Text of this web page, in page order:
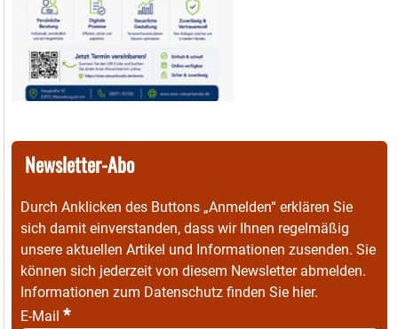
Newsletter-Abo
Durch Anklicken des Buttons „Anmelden“ erklären Sie
sich damit einverstanden, dass wir Ihnen regelmäßig
unsere aktuellen Artikel und Informationen zusenden. Sie
können sich jederzeit von diesem Newsletter abmelden.
Informationen zum Datenschutz finden Sie hier.
E-Mail *